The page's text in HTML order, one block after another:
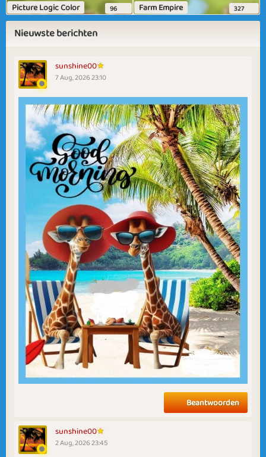
Picture Logic Color 96 Farm Empire 327
Nieuwste berichten
sunshine00
7 Aug, 2026 23:10
Beantwoorden
sunshine00
2 Aug, 2026 23:45